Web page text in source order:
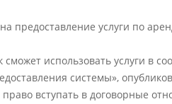
предоставление услуги по
использовать услуги в
системы»,
вступать в договорные